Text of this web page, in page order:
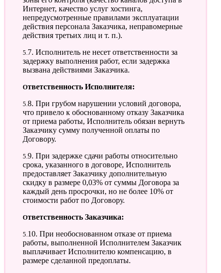
Интернет, качество услуг хостинга,
непредусмотренные правилами эксплуатации
действия персонала Заказчика, неправомерные
действия третьих лиц и т. п.).
5.7. Исполнитель не несет ответственности за
задержку выполнения работ, если задержка
вызвана действиями Заказчика.
Ответственность Исполнителя:
5.8. При грубом нарушении условий договора,
что привело к обоснованному отказу Заказчика
от приема работы, Исполнитель обязан вернуть
Заказчику сумму полученной оплаты по
Договору.
5.9. При задержке сдачи работы относительно
срока, указанного в договоре, Исполнитель
предоставляет Заказчику дополнительную
скидку в размере 0,03% от суммы Договора за
каждый день просрочки, но не более 10% от
стоимости работ по Договору.
Ответственность Заказчика:
5.10. При необоснованном отказе от приема
работы, выполненной Исполнителем Заказчик
выплачивает Исполнителю компенсацию, в
размере сделанной предоплаты.